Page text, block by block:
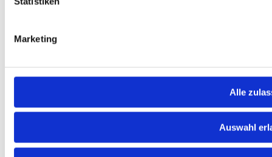
Marketing
Alle
Auswahl